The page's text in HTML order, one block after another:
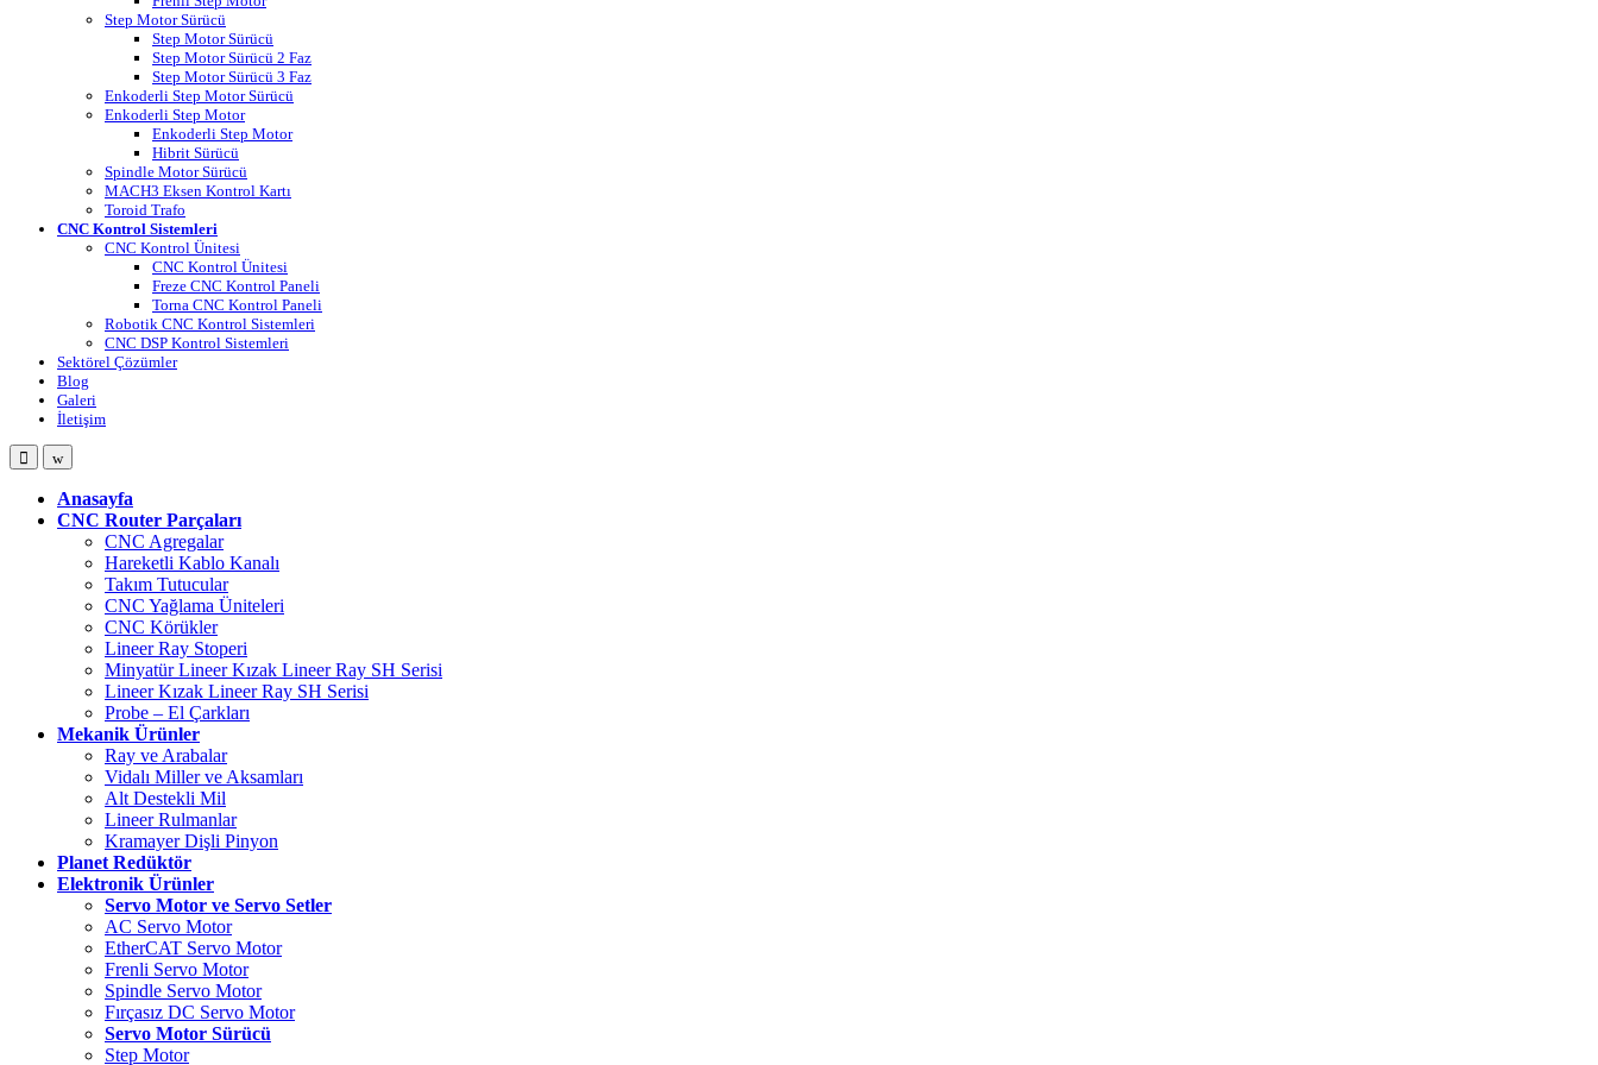
Step Motor Sürücü
Step Motor Sürücü
Step Motor Sürücü 2 Faz
Step Motor Sürücü 3 Faz
Enkoderli Step Motor Sürücü
Enkoderli Step Motor
Enkoderli Step Motor
Hibrit Sürücü
Spindle Motor Sürücü
MACH3 Eksen Kontrol Kartı
Toroid Trafo
CNC Kontrol Sistemleri
CNC Kontrol Ünitesi
CNC Kontrol Ünitesi
Freze CNC Kontrol Paneli
Torna CNC Kontrol Paneli
Robotik CNC Kontrol Sistemleri
CNC DSP Kontrol Sistemleri
Sektörel Çözümler
Blog
Galeri
İletişim
OpenClose
Anasayfa
CNC Router Parçaları
CNC Agregalar
Hareketli Kablo Kanalı
Takım Tutucular
CNC Yağlama Üniteleri
CNC Körükler
Lineer Ray Stoperi
Minyatür Lineer Kızak Lineer Ray SH Serisi
Lineer Kızak Lineer Ray SH Serisi
Probe – El Çarkları
Mekanik Ürünler
Ray ve Arabalar
Vidalı Miller ve Aksamları
Alt Destekli Mil
Lineer Rulmanlar
Kramayer Dişli Pinyon
Planet Redüktör
Elektronik Ürünler
Servo Motor ve Servo Setler
AC Servo Motor
EtherCAT Servo Motor
Frenli Servo Motor
Spindle Servo Motor
Fırçasız DC Servo Motor
Servo Motor Sürücü
Step Motor